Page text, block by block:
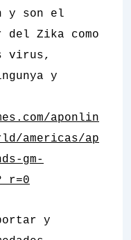
y son el
Zika como
virus,
y
aponlin
americas/ap
gm-
y